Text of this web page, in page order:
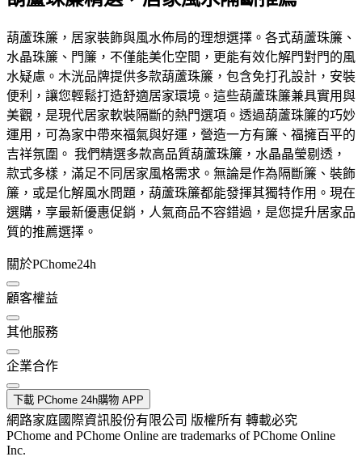
葫蘆珠簾，居家裝飾與風水佈局的理想選擇。各式葫蘆珠簾、
水晶珠簾、門簾，不僅能美化空間，更能有效化解門對門的風
水疑慮。木洸品牌提供多款葫蘆珠簾，包含免打孔設計，安裝
便利，讓您輕鬆打造舒適居家環境。這些葫蘆珠簾兼具實用與
美觀，是現代居家軟裝隔斷的熱門選項。透過葫蘆珠簾的巧妙
運用，可為家中帶來福氣與好運，營造一方有簾、福擁百平的
吉祥氛圍。 我們精選多款高品質葫蘆珠簾，水晶晶瑩剔透，
款式多樣，滿足不同居家風格需求。無論是作為隔斷簾、裝飾
簾，或是化解風水問題，葫蘆珠簾都能發揮其獨特作用。現在
選購，享最新優惠促銷，人氣商品不容錯過，是您提升居家品
質的推薦選擇。
關於PChome24h
顧客權益
其他服務
企業合作
下載 PChome 24h購物 APP
網路家庭國際資訊股份有限公司 版權所有 轉載必究
PChome and PChome Online are trademarks of PChome Online
Inc.